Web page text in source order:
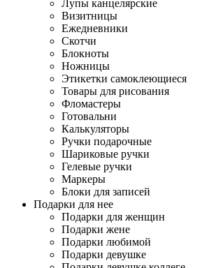
Лупы канцелярские
Визитницы
Ежедневники
Скотчи
Блокноты
Ножницы
Этикетки самоклеющиеся
Товары для рисования
Фломастеры
Готовальни
Калькуляторы
Ручки подарочные
Шариковые ручки
Гелевые ручки
Маркеры
Блоки для записей
Подарки для нее
Подарки для женщин
Подарки жене
Подарки любимой
Подарки девушке